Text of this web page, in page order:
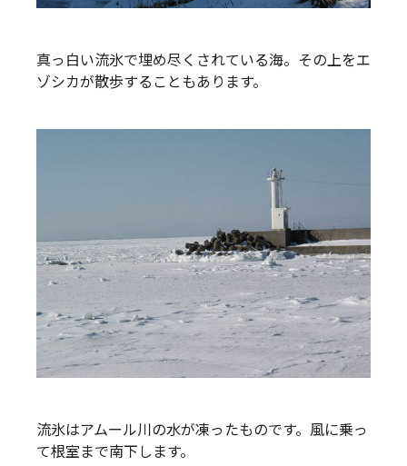
真っ白い流氷で埋め尽くされている海。その上をエ
ゾシカが散歩することもあります。
流氷はアムール川の水が凍ったものです。風に乗っ
て根室まで南下します。